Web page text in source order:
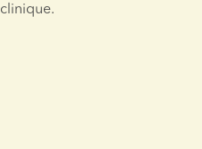
clinique.